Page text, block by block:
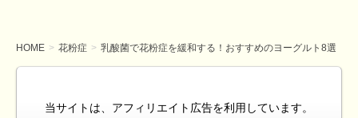
HOME 花粉症 乳酸菌で花粉症を緩和する！おすすめのヨーグルト8選
当サイトは、アフィリエイト広告を利用しています。